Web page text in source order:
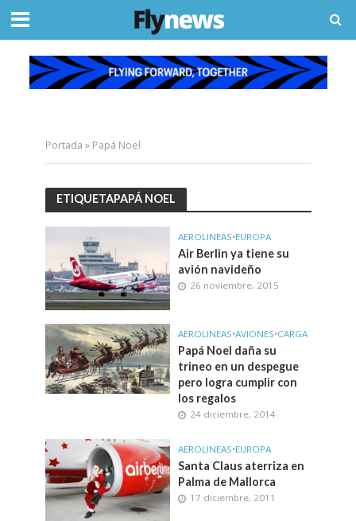
Portada » Papá Noel
ETIQUETAPAPÁ NOEL
AEROLINEAS•EUROPA
Air Berlin ya tiene su
avión navideño
26 noviembre, 2015
AEROLINEAS•AVIONES•CARGA
Papá Noel daña su
trineo en un despegue
pero logra cumplir con
los regalos
24 diciembre, 2014
AEROLINEAS•EUROPA
Santa Claus aterriza en
Palma de Mallorca
17 diciembre, 2011